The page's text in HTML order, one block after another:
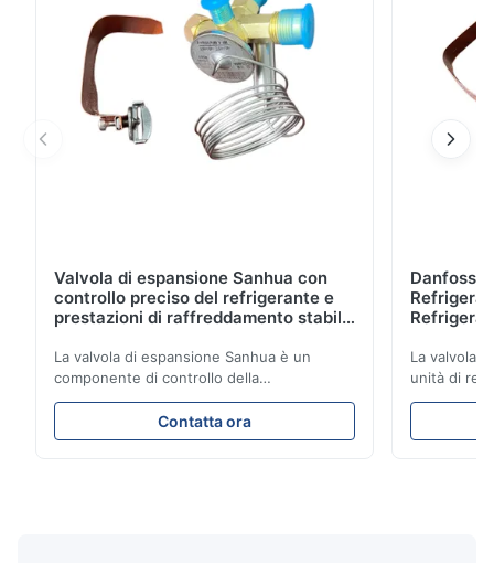
ecologico con refrigerante R404a.
Valvola di espansione Sanhua con
controllo preciso del refrigerante e
prestazioni di raffreddamento stabili
La valvola di espansione Sanhua è un
componente di controllo della
refrigerazione ad alte prestazioni
progettato per unità di refrigerazione di
camion, furgoni refrigerati e sistemi di
Contatta ora
Danfoss
La valvola
unità di
con
stabili ed